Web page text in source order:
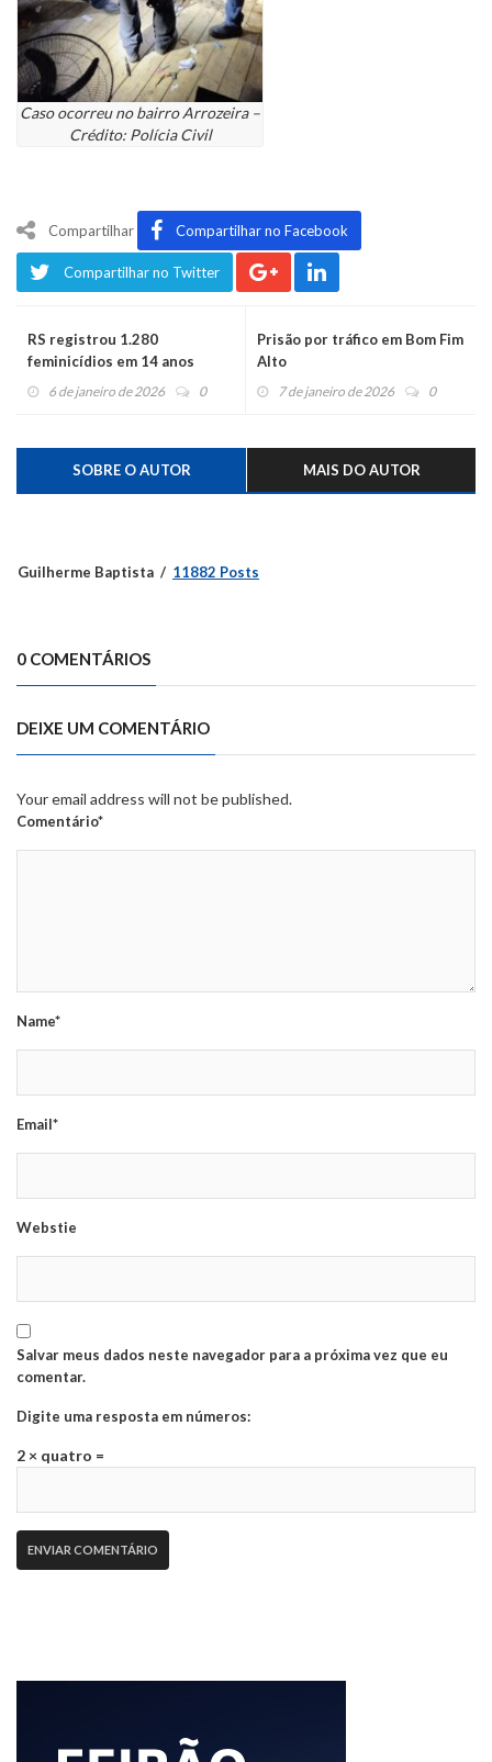
Caso ocorreu no bairro Arrozeira –
Crédito: Polícia Civil
Compartilhar Compartilhar no Facebook
Compartilhar no Twitter
RS registrou 1.280
feminicídios em 14 anos
6 de janeiro de 2026 0
Prisão por tráfico em Bom Fim
Alto
7 de janeiro de 2026 0
SOBRE O AUTOR MAIS DO AUTOR
Guilherme Baptista 11882 Posts
0 COMENTÁRIOS
DEIXE UM COMENTÁRIO
Your email address will not be published.
Comentário*
Name*
Email*
Webstie
Salvar meus dados neste navegador para a próxima vez que eu
comentar.
Digite uma resposta em números:
2 × quatro =